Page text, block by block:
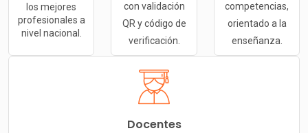
los mejores
profesionales a
nivel nacional.
con validación
QR y código de
verificación.
competencias,
orientado a la
enseñanza.
Docentes